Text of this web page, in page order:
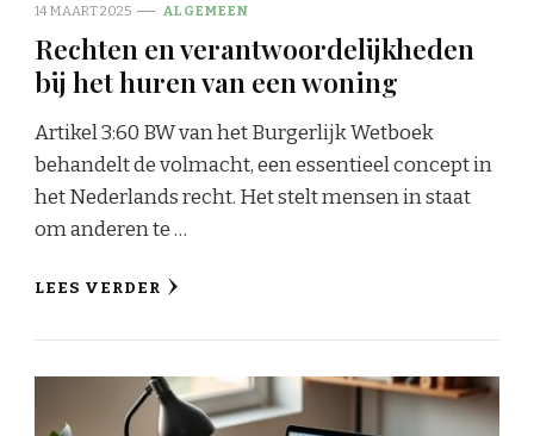
14 MAART 2025 ALGEMEEN
Rechten en verantwoordelijkheden
bij het huren van een woning
Artikel 3:60 BW van het Burgerlijk Wetboek
behandelt de volmacht, een essentieel concept in
het Nederlands recht. Het stelt mensen in staat
om anderen te …
LEES VERDER